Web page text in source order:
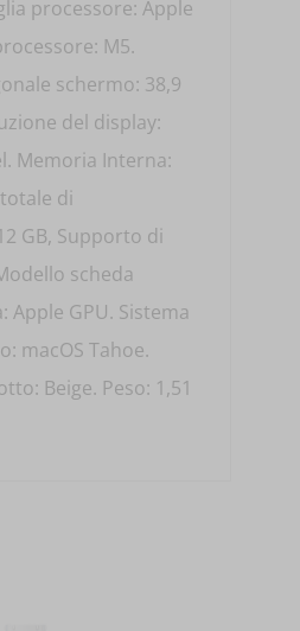
processore: Apple
M5.
schermo: 38,9
del display:
Memoria Interna:
di
GB, Supporto di
scheda
Apple GPU. Sistema
macOS Tahoe.
Beige. Peso: 1,51